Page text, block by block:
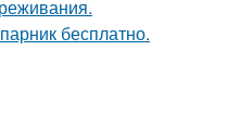
бесплатно.